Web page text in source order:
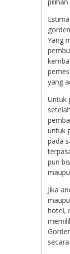
Yang
yang
Untuk
untuk
pada
pun
Jika
hotel,